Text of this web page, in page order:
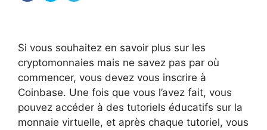
Si vous souhaitez en savoir plus sur les
cryptomonnaies mais ne savez pas par où
commencer, vous devez vous inscrire à
Coinbase. Une fois que vous l’avez fait, vous
pouvez accéder à des tutoriels éducatifs sur la
monnaie virtuelle, et après chaque tutoriel, vous